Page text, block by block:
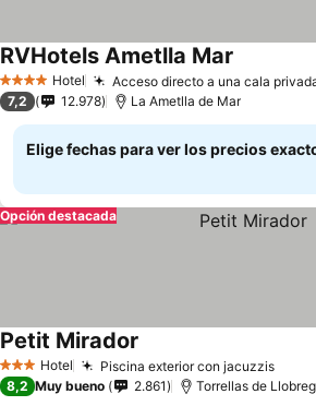
4 EstrellasHotel Acceso directo a una cala
RVHotels Ametlla Mar
7,2 12.978 La Ametlla de Mar
Elige fechas para ver los precios
Opción destacada
3 Estrellas
Hotel Piscina exterior con jacuzzis
Petit Mirador
8,2 Muy bueno 2.861 Torrellas de